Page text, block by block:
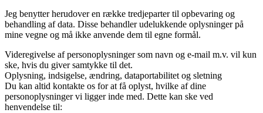
Jeg benytter herudover en række tredjeparter til opbevaring og
behandling af data. Disse behandler udelukkende oplysninger på
mine vegne og må ikke anvende dem til egne formål.
Videregivelse af personoplysninger som navn og e-mail m.v. vil kun
ske, hvis du giver samtykke til det.
Oplysning, indsigelse, ændring, dataportabilitet og sletning
Du kan altid kontakte os for at få oplyst, hvilke af dine
personoplysninger vi ligger inde med. Dette kan ske ved
henvendelse til: